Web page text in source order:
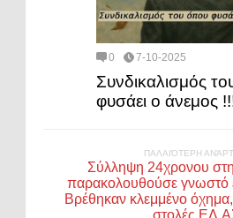
0 7-10-2025
Συνδικαλισμός
φυσάει ο άνεμος
ΠΑΛΑΙΌΤΕΡΗ
Σύλληψη 24χρονου
παρακολουθούσε γνωστό
Βρέθηκαν κλεμμένο
στολές